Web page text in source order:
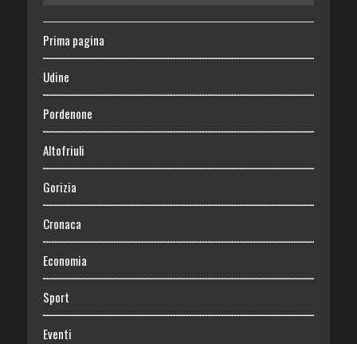
Prima pagina
Udine
Pordenone
Altofriuli
Gorizia
Cronaca
Economia
Sport
Eventi